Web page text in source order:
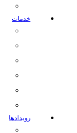
خدمات
رویدادها